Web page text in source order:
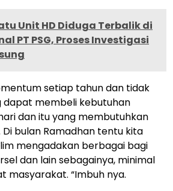
Unit HD Diduga Terbalik di
PT PSG, Proses Investigasi
setiap tahun dan tidak
dapat membeli kebutuhan
dan itu yang membutuhkan
bulan Ramadhan tentu kita
mengadakan berbagai bagi
dan lain sebagainya, minimal
masyarakat. “Imbuh nya.